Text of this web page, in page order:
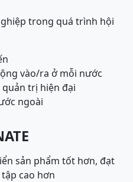
trong quá trình hội
vào/ra ở mỗi nước
quản trị hiện đại
ngoài
sản phẩm tốt hơn, đạt
cao hơn